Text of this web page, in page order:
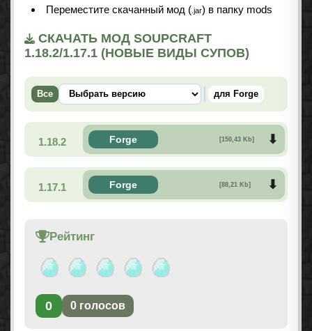
Переместите скачанный мод ( .jar) в папку mods
СКАЧАТЬ МОД SOUPCRAFT
1.18.2/1.17.1 (НОВЫЕ ВИДЫ СУПОВ)
Все для Forge
1.18.2 Forge [150,43 Kb]
1.17.1 Forge [88,21 Kb]
Рейтинг
0 0 голосов